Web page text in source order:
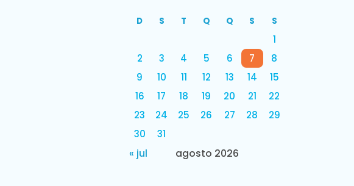
agosto 2026
D S T Q Q S S
1
2
3 4 5 6 7
8
9
10 11 12 13 14
15
16
17 18 19 20 21
22
23
24 25 26 27 28
29
30
31
« jul